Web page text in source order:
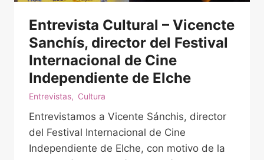
Entrevista Cultural – Vicencte
Sanchís, director del Festival
Internacional de Cine
Independiente de Elche
Entrevistas, Cultura
Entrevistamos a Vicente Sánchis, director
del Festival Internacional de Cine
Independiente de Elche, con motivo de la